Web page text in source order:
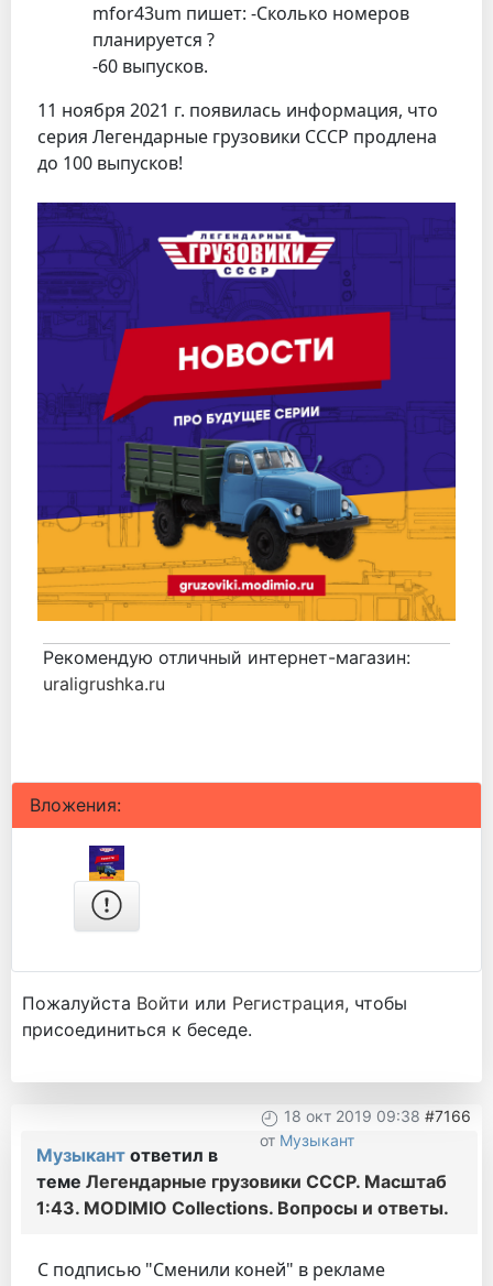
mfor43um пишет: -Сколько номеров
планируется ?
-60 выпусков.
11 ноября 2021 г. появилась информация, что
серия Легендарные грузовики СССР продлена
до 100 выпусков!
Рекомендую отличный интернет-магазин:
uraligrushka.ru
Вложения:
Пожалуйста Войти или Регистрация, чтобы
присоединиться к беседе.
18 окт 2019 09:38 #7166
от Музыкант
Музыкант ответил в
теме Легендарные грузовики СССР. Масштаб
1:43. MODIMIO Collections. Вопросы и ответы.
С подписью "Сменили коней" в рекламе